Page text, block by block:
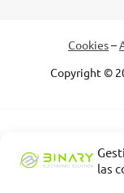
las
Cookies–
Copyright ©
subvención de la
Autónomo de la